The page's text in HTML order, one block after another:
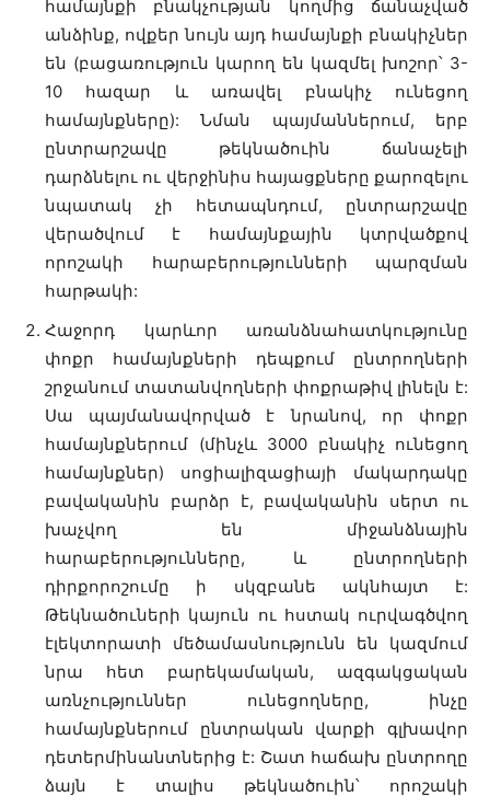
համայնքի բնակչության կողմից ճանաչված
անձինք, ովքեր նույն այդ համայնքի բնակիչներ
են (բացառություն կարող են կազմել խոշոր՝ 3-
10 հազար և առավել բնակիչ ունեցող
համայնքները): Նման պայմաններում, երբ
ընտրարշավը թեկնածուին ճանաչելի
դարձնելու ու վերջինիս հայացքները քարոզելու
նպատակ չի հետապնդում, ընտրարշավը
վերածվում է համայնքային կտրվածքով
որոշակի հարաբերությունների պարզման
հարթակի:
Հաջորդ կարևոր առանձնահատկությունը
փոքր համայնքների դեպքում ընտրողների
շրջանում տատանվողների փոքրաթիվ լինելն է:
Սա պայմանավորված է նրանով, որ փոքր
համայնքներում (մինչև 3000 բնակիչ ունեցող
համայնքներ) սոցիալիզացիայի մակարդակը
բավականին բարձր է, բավականին սերտ ու
խաչվող են միջանձնային
հարաբերությունները, և ընտրողների
դիրքորոշումը ի սկզբանե ակնհայտ է:
Թեկնածուների կայուն ու հստակ ուրվագծվող
էլեկտորատի մեծամասնությունն են կազմում
նրա հետ բարեկամական, ազգակցական
առնչություններ ունեցողները, ինչը
համայնքներում ընտրական վարքի գլխավոր
դետերմինանտներից է: Շատ հաճախ ընտրողը
ձայն է տալիս թեկնածուին՝ որոշակի